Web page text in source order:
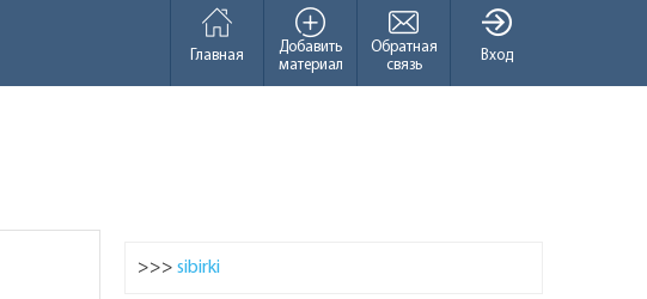
Вход
Обратная
связь
Добавить
материал
Главная
>>> sibirki